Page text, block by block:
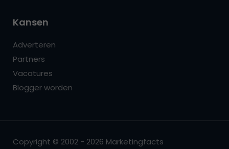
Kansen
Adverteren
Partners
Vacatures
Blogger worden
Copyright © 2002 - 2026 Marketingfacts